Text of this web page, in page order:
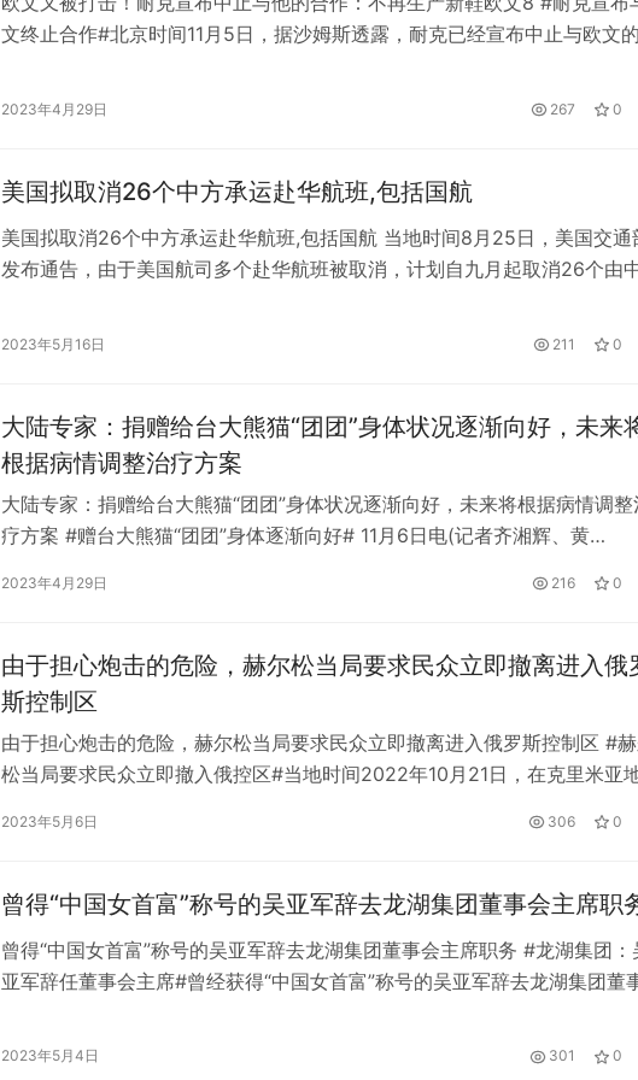
文终止合作#北京时间11月5日，据沙姆斯透露，耐克已经宣布中止与欧文
他被网队禁赛至少五场，并且已经损失了超过120万美元的薪水。现在他的
2023年4月29日 267 0
美国拟取消26个中方承运赴华航班,包括国航
美国拟取消26个中方承运赴华航班,包括国航 当地时间8月25日，美国交通
发布通告，由于美国航司多个赴华航班被取消，计划自九月起取消26个由
不应求的中美航线航班运力将再遭削减，除了影响几家中方航空公司的收益
2023年5月16日 211 0
大陆专家：捐赠给台大熊猫“团团”身体状况逐渐向好，未来
根据病情调整治疗方案
大陆专家：捐赠给台大熊猫“团团”身体状况逐渐向好，未来将根据病情调整
疗方案 #赠台大熊猫“团团”身体逐渐向好# 11月6日电(记者齐湘辉、黄
中心选派的两名诊断、治疗和护理专家正在这里参与团团的治疗和护理工
2023年4月29日 216 0
由于担心炮击的危险，赫尔松当局要求民众立即撤离进入俄
斯控制区
由于担心炮击的危险，赫尔松当局要求民众立即撤离进入俄罗斯控制区 #
松当局要求民众立即撤入俄控区#当地时间2022年10月21日，在克里米亚
克兰南部赫尔松地区的亲俄地方行政机关要求所有居民立即离开。 据路透
2023年5月6日 306 0
曾得“中国女首富”称号的吴亚军辞去龙湖集团董事会主席职
曾得“中国女首富”称号的吴亚军辞去龙湖集团董事会主席职务 #龙湖集团：
亚军辞任董事会主席#曾经获得“中国女首富”称号的吴亚军辞去龙湖集团董
告称，吴亚军辞任龙湖集团执行董事兼董事会主席，后担任龙湖集团战略发
2023年5月4日 301 0